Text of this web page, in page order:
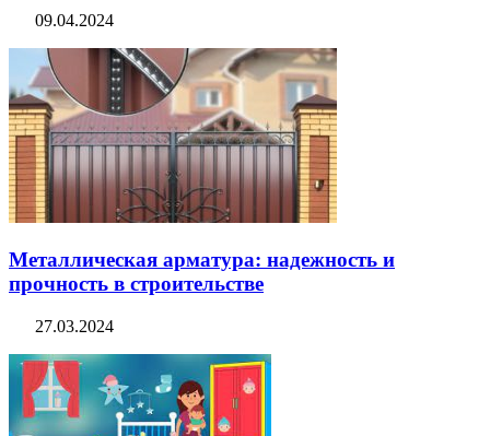
09.04.2024
Металлическая арматура: надежность и
прочность в строительстве
27.03.2024